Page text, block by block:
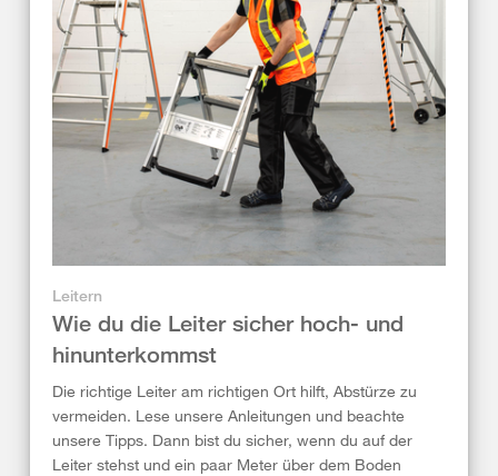
Leitern
Wie du die Leiter sicher hoch- und
hinunterkommst
Die richtige Leiter am richtigen Ort hilft, Abstürze zu
vermeiden. Lese unsere Anleitungen und beachte
unsere Tipps. Dann bist du sicher, wenn du auf der
Leiter stehst und ein paar Meter über dem Boden